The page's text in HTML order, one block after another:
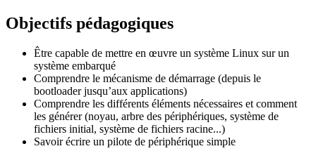
Objectifs pédagogiques
Être capable de mettre en œuvre un système Linux sur un
système embarqué
Comprendre le mécanisme de démarrage (depuis le
bootloader jusqu’aux applications)
Comprendre les différents éléments nécessaires et comment
les générer (noyau, arbre des périphériques, système de
fichiers initial, système de fichiers racine...)
Savoir écrire un pilote de périphérique simple